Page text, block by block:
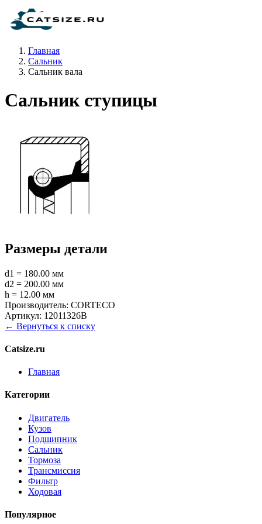
Главная
Сальник
Сальник вала
Сальник ступицы
Размеры детали
d1 = 180.00 мм
d2 = 200.00 мм
h = 12.00 мм
Производитель: CORTECO
Артикул: 12011326B
← Вернуться к списку
Catsize.ru
Главная
Категории
Двигатель
Кузов
Подшипник
Сальник
Тормоза
Трансмиссия
Фильтр
Ходовая
Популярное